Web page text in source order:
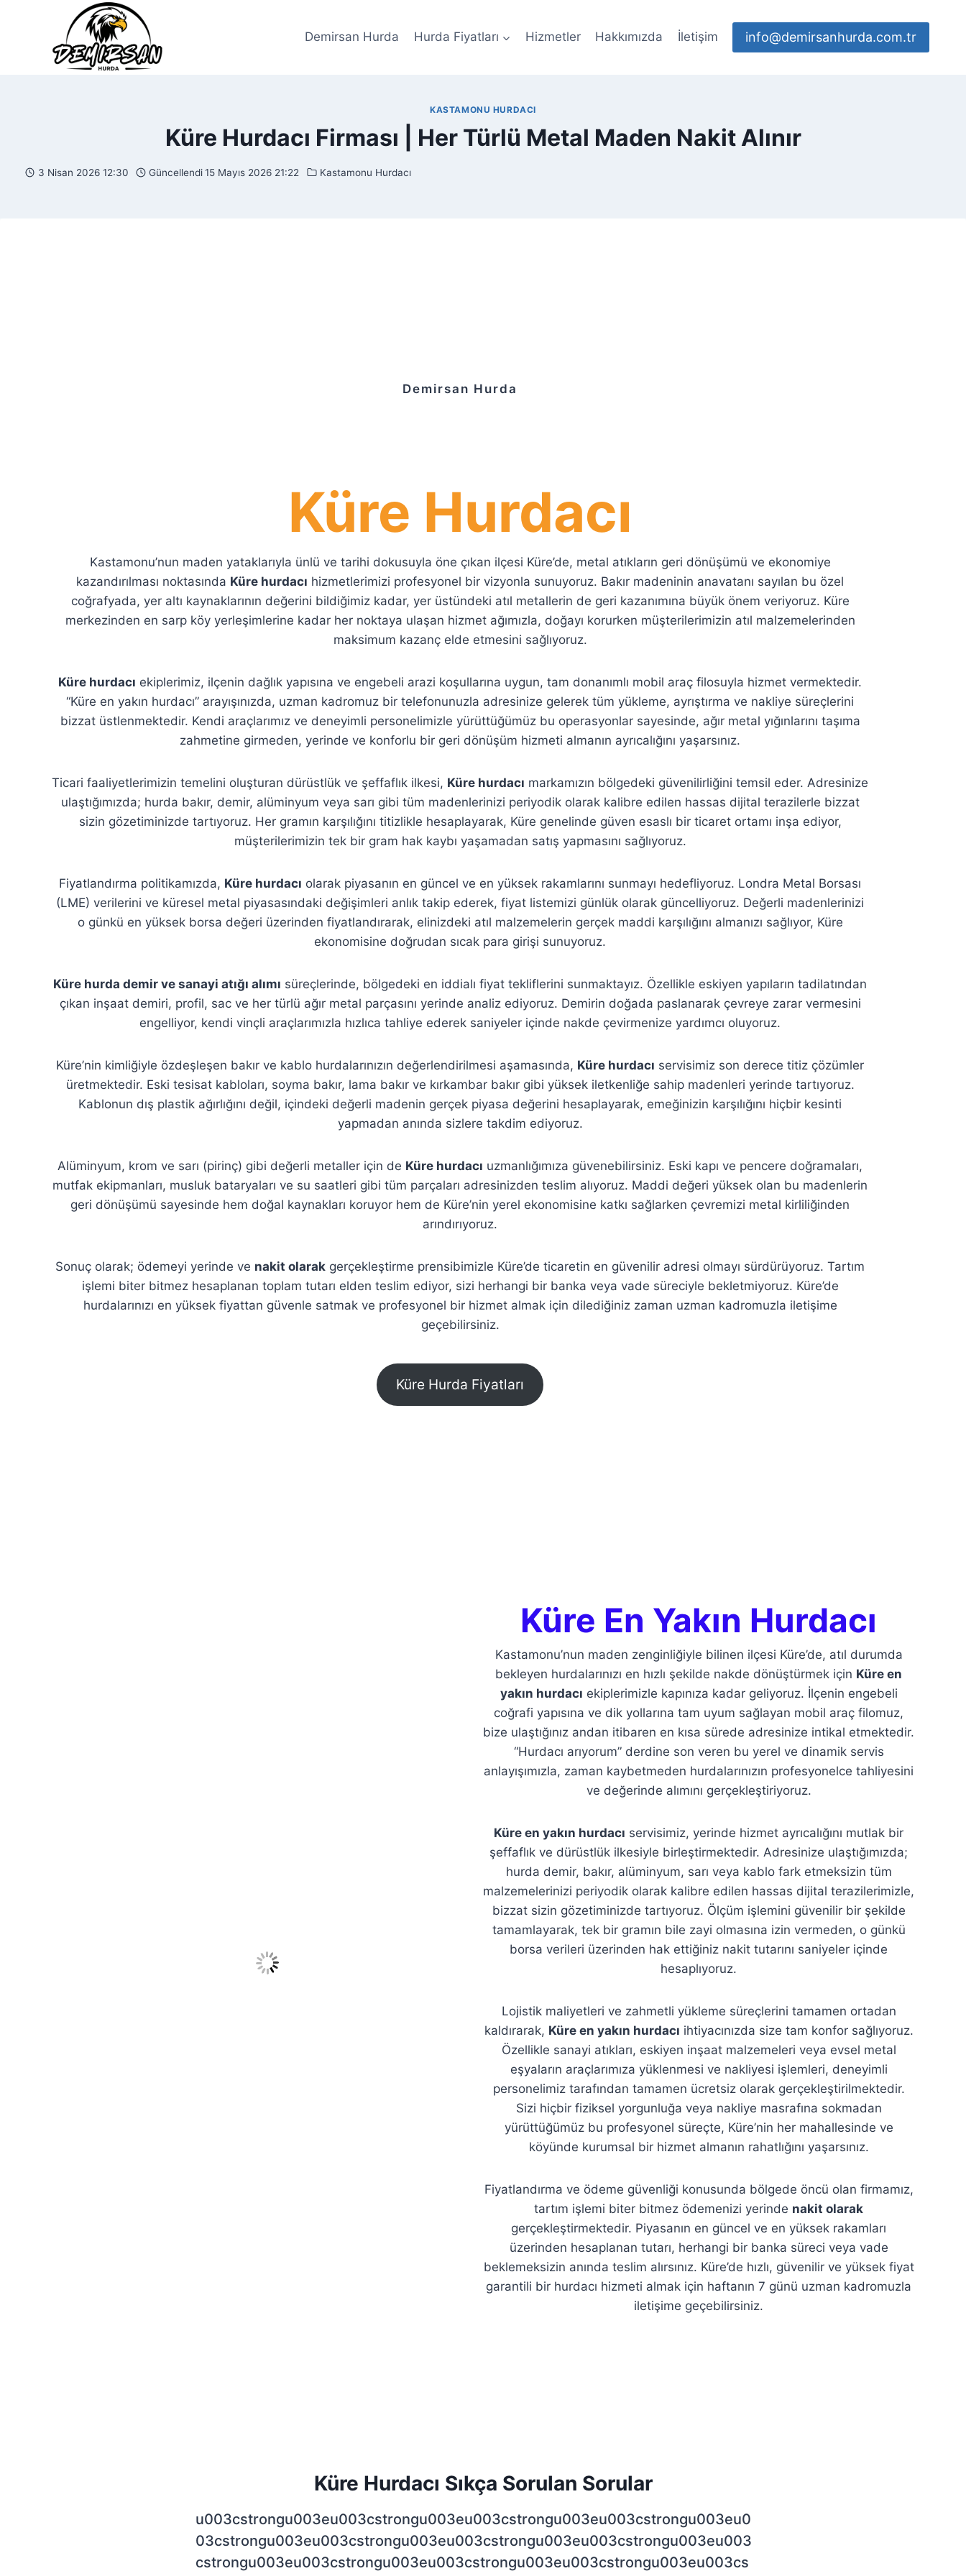
Demirsan Hurda Hurda Fiyatları Hizmetler Hakkımızda İletişim info@demirsanhurda.com.tr
KASTAMONU HURDACI
Küre Hurdacı Firması | Her Türlü Metal Maden Nakit Alınır
3 Nisan 2026 12:30 Güncellendi 15 Mayıs 2026 21:22 Kastamonu Hurdacı
Demirsan Hurda
Küre Hurdacı
Kastamonu’nun maden yataklarıyla ünlü ve tarihi dokusuyla öne çıkan ilçesi Küre’de, metal atıkların geri dönüşümü ve ekonomiye
kazandırılması noktasında Küre hurdacı hizmetlerimizi profesyonel bir vizyonla sunuyoruz. Bakır madeninin anavatanı sayılan bu özel
coğrafyada, yer altı kaynaklarının değerini bildiğimiz kadar, yer üstündeki atıl metallerin de geri kazanımına büyük önem veriyoruz. Küre
merkezinden en sarp köy yerleşimlerine kadar her noktaya ulaşan hizmet ağımızla, doğayı korurken müşterilerimizin atıl malzemelerinden
maksimum kazanç elde etmesini sağlıyoruz.
Küre hurdacı ekiplerimiz, ilçenin dağlık yapısına ve engebeli arazi koşullarına uygun, tam donanımlı mobil araç filosuyla hizmet vermektedir.
“Küre en yakın hurdacı” arayışınızda, uzman kadromuz bir telefonunuzla adresinize gelerek tüm yükleme, ayrıştırma ve nakliye süreçlerini
bizzat üstlenmektedir. Kendi araçlarımız ve deneyimli personelimizle yürüttüğümüz bu operasyonlar sayesinde, ağır metal yığınlarını taşıma
zahmetine girmeden, yerinde ve konforlu bir geri dönüşüm hizmeti almanın ayrıcalığını yaşarsınız.
Ticari faaliyetlerimizin temelini oluşturan dürüstlük ve şeffaflık ilkesi, Küre hurdacı markamızın bölgedeki güvenilirliğini temsil eder. Adresinize
ulaştığımızda; hurda bakır, demir, alüminyum veya sarı gibi tüm madenlerinizi periyodik olarak kalibre edilen hassas dijital terazilerle bizzat
sizin gözetiminizde tartıyoruz. Her gramın karşılığını titizlikle hesaplayarak, Küre genelinde güven esaslı bir ticaret ortamı inşa ediyor,
müşterilerimizin tek bir gram hak kaybı yaşamadan satış yapmasını sağlıyoruz.
Fiyatlandırma politikamızda, Küre hurdacı olarak piyasanın en güncel ve en yüksek rakamlarını sunmayı hedefliyoruz. Londra Metal Borsası
(LME) verilerini ve küresel metal piyasasındaki değişimleri anlık takip ederek, fiyat listemizi günlük olarak güncelliyoruz. Değerli madenlerinizi
o günkü en yüksek borsa değeri üzerinden fiyatlandırarak, elinizdeki atıl malzemelerin gerçek maddi karşılığını almanızı sağlıyor, Küre
ekonomisine doğrudan sıcak para girişi sunuyoruz.
Küre hurda demir ve sanayi atığı alımı süreçlerinde, bölgedeki en iddialı fiyat tekliflerini sunmaktayız. Özellikle eskiyen yapıların tadilatından
çıkan inşaat demiri, profil, sac ve her türlü ağır metal parçasını yerinde analiz ediyoruz. Demirin doğada paslanarak çevreye zarar vermesini
engelliyor, kendi vinçli araçlarımızla hızlıca tahliye ederek saniyeler içinde nakde çevirmenize yardımcı oluyoruz.
Küre’nin kimliğiyle özdeşleşen bakır ve kablo hurdalarınızın değerlendirilmesi aşamasında, Küre hurdacı servisimiz son derece titiz çözümler
üretmektedir. Eski tesisat kabloları, soyma bakır, lama bakır ve kırkambar bakır gibi yüksek iletkenliğe sahip madenleri yerinde tartıyoruz.
Kablonun dış plastik ağırlığını değil, içindeki değerli madenin gerçek piyasa değerini hesaplayarak, emeğinizin karşılığını hiçbir kesinti
yapmadan anında sizlere takdim ediyoruz.
Alüminyum, krom ve sarı (pirinç) gibi değerli metaller için de Küre hurdacı uzmanlığımıza güvenebilirsiniz. Eski kapı ve pencere doğramaları,
mutfak ekipmanları, musluk bataryaları ve su saatleri gibi tüm parçaları adresinizden teslim alıyoruz. Maddi değeri yüksek olan bu madenlerin
geri dönüşümü sayesinde hem doğal kaynakları koruyor hem de Küre’nin yerel ekonomisine katkı sağlarken çevremizi metal kirliliğinden
arındırıyoruz.
Sonuç olarak; ödemeyi yerinde ve nakit olarak gerçekleştirme prensibimizle Küre’de ticaretin en güvenilir adresi olmayı sürdürüyoruz. Tartım
işlemi biter bitmez hesaplanan toplam tutarı elden teslim ediyor, sizi herhangi bir banka veya vade süreciyle bekletmiyoruz. Küre’de
hurdalarınızı en yüksek fiyattan güvenle satmak ve profesyonel bir hizmet almak için dilediğiniz zaman uzman kadromuzla iletişime
geçebilirsiniz.
Küre Hurda Fiyatları
Küre En Yakın Hurdacı
Kastamonu’nun maden zenginliğiyle bilinen ilçesi Küre’de, atıl durumda
bekleyen hurdalarınızı en hızlı şekilde nakde dönüştürmek için Küre en
yakın hurdacı ekiplerimizle kapınıza kadar geliyoruz. İlçenin engebeli
coğrafi yapısına ve dik yollarına tam uyum sağlayan mobil araç filomuz,
bize ulaştığınız andan itibaren en kısa sürede adresinize intikal etmektedir.
“Hurdacı arıyorum” derdine son veren bu yerel ve dinamik servis
anlayışımızla, zaman kaybetmeden hurdalarınızın profesyonelce tahliyesini
ve değerinde alımını gerçekleştiriyoruz.
Küre en yakın hurdacı servisimiz, yerinde hizmet ayrıcalığını mutlak bir
şeffaflık ve dürüstlük ilkesiyle birleştirmektedir. Adresinize ulaştığımızda;
hurda demir, bakır, alüminyum, sarı veya kablo fark etmeksizin tüm
malzemelerinizi periyodik olarak kalibre edilen hassas dijital terazilerimizle,
bizzat sizin gözetiminizde tartıyoruz. Ölçüm işlemini güvenilir bir şekilde
tamamlayarak, tek bir gramın bile zayi olmasına izin vermeden, o günkü
borsa verileri üzerinden hak ettiğiniz nakit tutarını saniyeler içinde
hesaplıyoruz.
Lojistik maliyetleri ve zahmetli yükleme süreçlerini tamamen ortadan
kaldırarak, Küre en yakın hurdacı ihtiyacınızda size tam konfor sağlıyoruz.
Özellikle sanayi atıkları, eskiyen inşaat malzemeleri veya evsel metal
eşyaların araçlarımıza yüklenmesi ve nakliyesi işlemleri, deneyimli
personelimiz tarafından tamamen ücretsiz olarak gerçekleştirilmektedir.
Sizi hiçbir fiziksel yorgunluğa veya nakliye masrafına sokmadan
yürüttüğümüz bu profesyonel süreçte, Küre’nin her mahallesinde ve
köyünde kurumsal bir hizmet almanın rahatlığını yaşarsınız.
Fiyatlandırma ve ödeme güvenliği konusunda bölgede öncü olan firmamız,
tartım işlemi biter bitmez ödemenizi yerinde nakit olarak
gerçekleştirmektedir. Piyasanın en güncel ve en yüksek rakamları
üzerinden hesaplanan tutarı, herhangi bir banka süreci veya vade
beklemeksizin anında teslim alırsınız. Küre’de hızlı, güvenilir ve yüksek fiyat
garantili bir hurdacı hizmeti almak için haftanın 7 günü uzman kadromuzla
iletişime geçebilirsiniz.
Küre Hurdacı Sıkça Sorulan Sorular
u003cstrongu003eu003cstrongu003eu003cstrongu003eu003cstrongu003eu0
03cstrongu003eu003cstrongu003eu003cstrongu003eu003cstrongu003eu003
cstrongu003eu003cstrongu003eu003cstrongu003eu003cstrongu003eu003cs